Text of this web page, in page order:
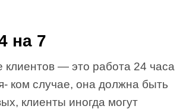
на 7
— это работа 24 часа
ком случае, она должна быть
клиенты иногда могут